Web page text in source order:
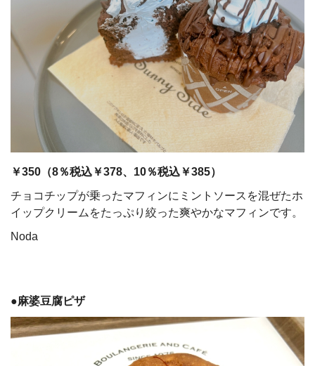
￥350（8％税込￥378、10％税込￥385）
チョコチップが乗ったマフィンにミントソースを混ぜたホ
イップクリームをたっぷり絞った爽やかなマフィンです。
Noda
●麻婆豆腐ピザ